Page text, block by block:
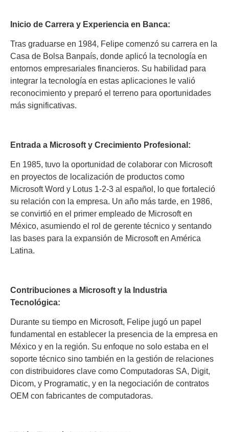
Inicio de Carrera y Experiencia en Banca:
Tras graduarse en 1984, Felipe comenzó su carrera en la
Casa de Bolsa Banpaís, donde aplicó la tecnología en
entornos empresariales financieros. Su habilidad para
integrar la tecnología en estas aplicaciones le valió
reconocimiento y preparó el terreno para oportunidades
más significativas.
Entrada a Microsoft y Crecimiento Profesional:
En 1985, tuvo la oportunidad de colaborar con Microsoft
en proyectos de localización de productos como
Microsoft Word y Lotus 1-2-3 al español, lo que fortaleció
su relación con la empresa. Un año más tarde, en 1986,
se convirtió en el primer empleado de Microsoft en
México, asumiendo el rol de gerente técnico y sentando
las bases para la expansión de Microsoft en América
Latina.
Contribuciones a Microsoft y la Industria
Tecnológica:
Durante su tiempo en Microsoft, Felipe jugó un papel
fundamental en establecer la presencia de la empresa en
México y en la región. Su enfoque no solo estaba en el
soporte técnico sino también en la gestión de relaciones
con distribuidores clave como Computadoras SA, Digit,
Dicom, y Programatic, y en la negociación de contratos
OEM con fabricantes de computadoras.